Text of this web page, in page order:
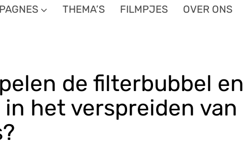
THEMA’S FILMPJES OVER ONS
de filterbubbel en
het verspreiden van